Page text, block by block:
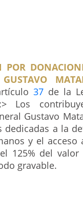
37 de la
Los
Gustavo
a la
y el acceso
125% del valor
gravable.